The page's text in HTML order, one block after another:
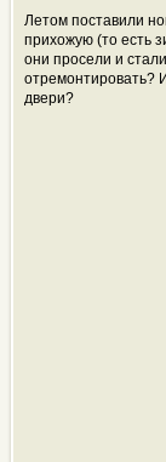
Летом поставили
прихожую (то есть
они просели и
отремонтировать?
двери?